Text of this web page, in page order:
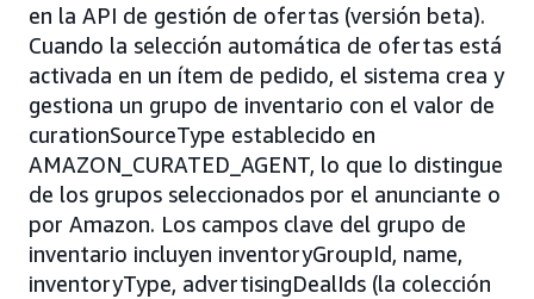
en la API de gestión de ofertas (versión beta).
Cuando la selección automática de ofertas está
activada en un ítem de pedido, el sistema crea y
gestiona un grupo de inventario con el valor de
curationSourceType establecido en
AMAZON_CURATED_AGENT, lo que lo distingue
de los grupos seleccionados por el anunciante o
por Amazon. Los campos clave del grupo de
inventario incluyen inventoryGroupId, name,
inventoryType, advertisingDealIds (la colección